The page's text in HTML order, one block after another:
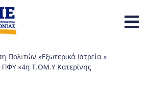
Πολιτών »Εξωτερικά Ιατρεία »
ΠΦΥ »4η Τ.ΟΜ.Υ Κατερίνης